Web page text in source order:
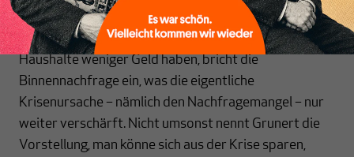
führen oft zu höherer Arbeitslosigkeit.
Das makroökonomische Problem dahinter: Wenn
Haushalte weniger Geld haben, bricht die
Binnennachfrage ein, was die eigentliche
Krisenursache – nämlich den Nachfragemangel – nur
weiter verschärft. Nicht umsonst nennt Grunert die
Vorstellung, man könne sich aus der Krise sparen,